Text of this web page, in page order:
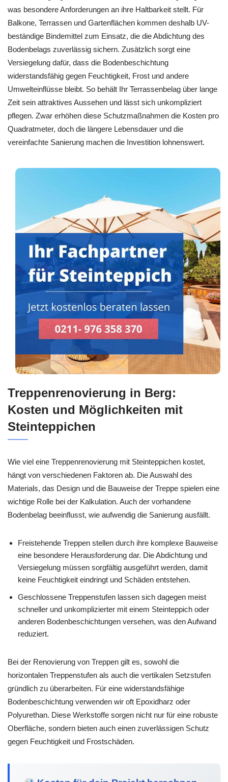
was besondere Anforderungen an ihre Haltbarkeit stellt. Für
Balkone, Terrassen und Gartenflächen kommen deshalb UV-
beständige Bindemittel zum Einsatz, die die Abdichtung des
Bodenbelags zuverlässig sichern. Zusätzlich sorgt eine
Versiegelung dafür, dass die Bodenbeschichtung
widerstandsfähig gegen Feuchtigkeit, Frost und andere
Umwelteinflüsse bleibt. So behält Ihr Terrassenbelag über lange
Zeit sein attraktives Aussehen und lässt sich unkompliziert
pflegen. Zwar erhöhen diese Schutzmaßnahmen die Kosten pro
Quadratmeter, doch die längere Lebensdauer und die
vereinfachte Sanierung machen die Investition lohnenswert.
Treppenrenovierung in Berg:
Kosten und Möglichkeiten mit
Steinteppichen
Wie viel eine Treppenrenovierung mit Steinteppichen kostet,
hängt von verschiedenen Faktoren ab. Die Auswahl des
Materials, das Design und die Bauweise der Treppe spielen eine
wichtige Rolle bei der Kalkulation. Auch der vorhandene
Bodenbelag beeinflusst, wie aufwendig die Sanierung ausfällt.
Freistehende Treppen stellen durch ihre komplexe Bauweise
eine besondere Herausforderung dar. Die Abdichtung und
Versiegelung müssen sorgfältig ausgeführt werden, damit
keine Feuchtigkeit eindringt und Schäden entstehen.
Geschlossene Treppenstufen lassen sich dagegen meist
schneller und unkomplizierter mit einem Steinteppich oder
anderen Bodenbeschichtungen versehen, was den Aufwand
reduziert.
Bei der Renovierung von Treppen gilt es, sowohl die
horizontalen Treppenstufen als auch die vertikalen Setzstufen
gründlich zu überarbeiten. Für eine widerstandsfähige
Bodenbeschichtung verwenden wir oft Epoxidharz oder
Polyurethan. Diese Werkstoffe sorgen nicht nur für eine robuste
Oberfläche, sondern bieten auch einen zuverlässigen Schutz
gegen Feuchtigkeit und Frostschäden.